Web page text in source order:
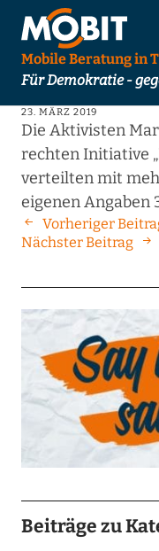
Mobile Beratung in
Für Demokratie -
23. MÄRZ 2019
Die Aktivisten
rechten Initiative
verteilten mit
eigenen Angaben
Vorheriger
Nächster Beitrag
Beiträge zu